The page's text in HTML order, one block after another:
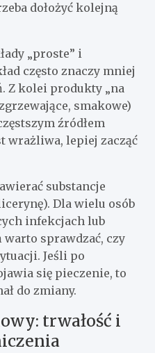
dołożyć kolejną
„proste” i
często znaczy mniej
Z kolei produkty „na
smakowe)
źródłem
wrażliwa, lepiej zacząć
substancje
Dla wielu osób
infekcjach lub
sprawdzać, czy
Jeśli po
się pieczenie, to
do zmiany.
trwałość i